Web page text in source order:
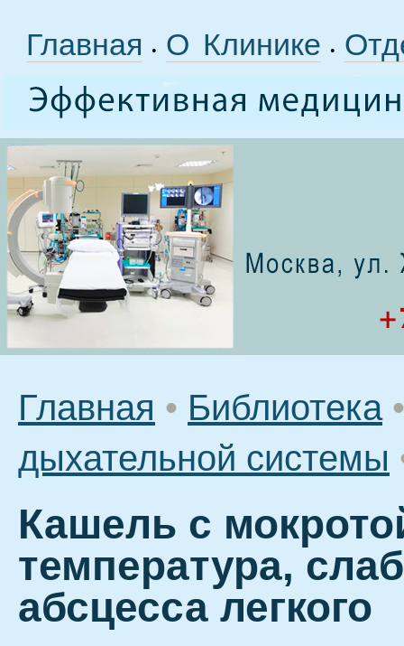
Главная • О Клинике •
Главная • Библиотека •
дыхательной системы
Кашель с
температура,
абсцесса легкого